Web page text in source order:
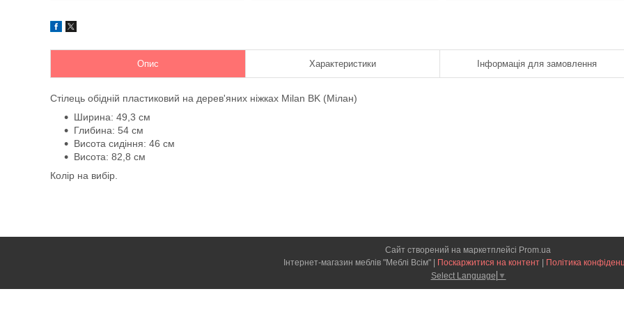
Опис Характеристики Інформація для замовлення
Стілець обідній пластиковий на дерев'яних ніжках Milan BK (Мілан)
Ширина: 49,3 см
Глибина: 54 см
Висота сидіння: 46 см
Висота: 82,8 см
Колір на вибір.
Сайт створений на маркетплейсі Prom.ua
Поскаржитися на контент
Політика
Select Language ▼